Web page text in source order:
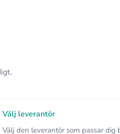
Välj leverantör
Välj den leverantör som passar dig